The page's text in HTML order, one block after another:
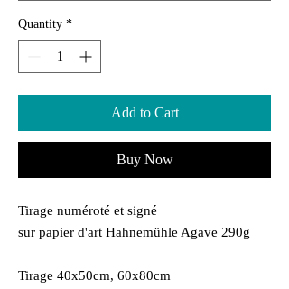
Quantity *
Add to Cart
Buy Now
Tirage numéroté et signé
sur papier d'art Hahnemühle Agave 290g
Tirage 40x50cm, 60x80cm